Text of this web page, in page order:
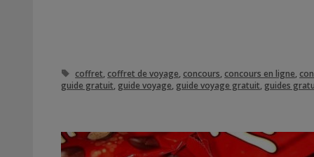
Étiquettes
coffret coffret de voyage concours concours en ligne
guide gratuit guide voyage guide voyage gratuit guides